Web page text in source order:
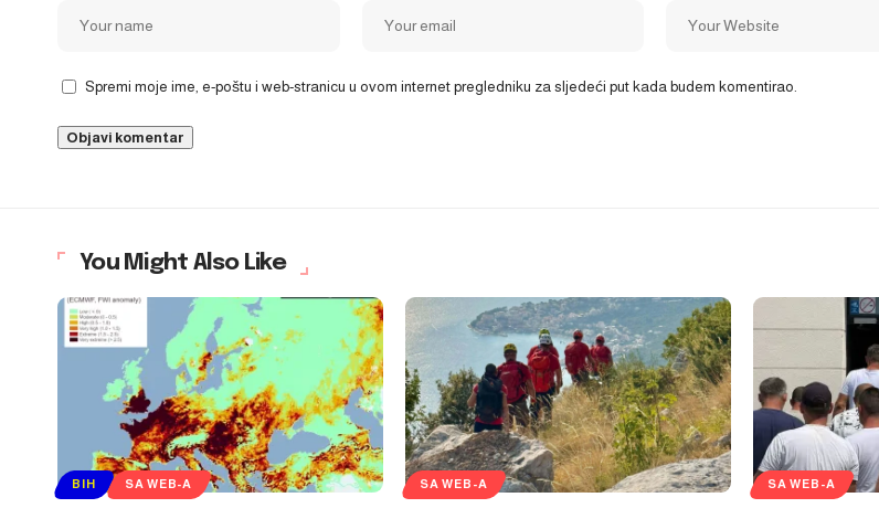
Spremi moje ime, e-poštu i web-stranicu u ovom internet pregledniku za sljedeći put kada budem komentirao.
You Might Also Like
BIH SA WEB-A SA WEB-A SA WEB-A